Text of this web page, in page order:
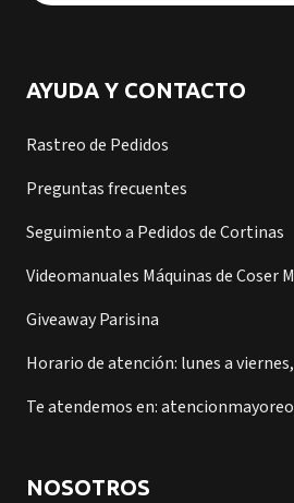
AYUDA Y CONTACTO
Rastreo de Pedidos
Preguntas frecuentes
Seguimiento a Pedidos de Cortinas
Videomanuales Máquinas de Coser
Giveaway Parisina
Horario de atención: lunes a viernes,
Te atendemos en:
NOSOTROS